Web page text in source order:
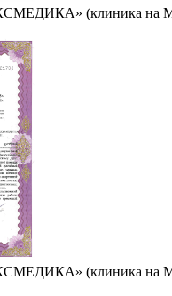
(клиника на
(клиника на